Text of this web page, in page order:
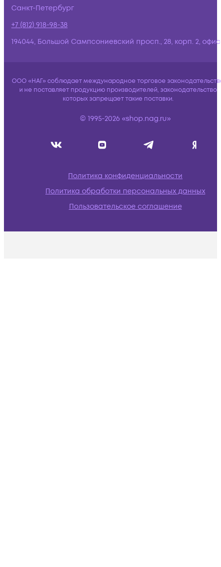
Санкт-Петербург
+7 (812) 918-98-38
194044, Большой Сампсониевский просп., 28, корп. 2,
ООО «НАГ» соблюдает международное торговое
и не поставляет продукцию производителей, законодательство
которых запрещает такие поставки.
© 1995-2026 «shop.nag.ru»
Политика конфиденциальности
Политика обработки персональных данных
Пользовательское соглашение